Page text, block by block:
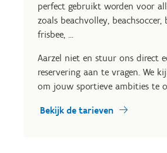
perfect gebruikt worden voor
zoals beachvolley, beachsoccer,
frisbee, ...
Aarzel niet en stuur ons direct
reservering aan te vragen. We
om jouw sportieve ambities te
Bekijk de tarieven